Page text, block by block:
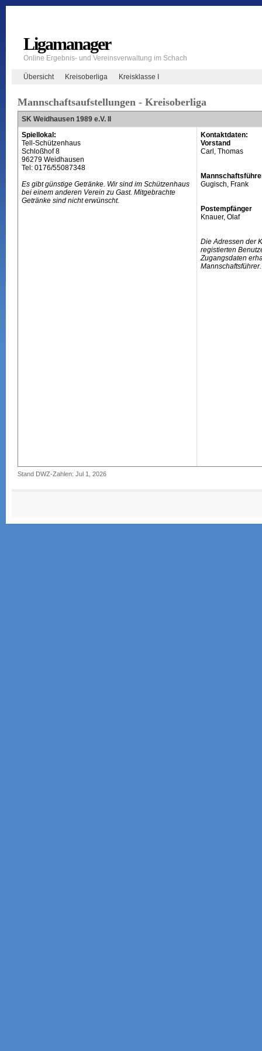
Ligamanager
Online Ergebnis- und Vereinsverwaltung im Schach
Übersicht Kreisoberliga Kreisklasse I
Mannschaftsaufstellungen - Kreisoberliga
SK Weidhausen 1989 e.V. II
Spiellokal:
Tell-Schützenhaus
Schloßhof 8
96279 Weidhausen
Tel: 0176/55087348
Es gibt günstige Getränke. Wir sind im Schützenhaus
bei einem anderen Verein zu Gast. Mitgebrachte
Getränke sind nicht erwünscht.
Kontaktdaten:
Vorstand
Carl, Thomas
Gugisch, Frank
Postempfänger
Knauer, Olaf
Die Adressen der
registierten
Zugangsdaten
Mannschaftsführer.
Stand DWZ-Zahlen: Jul 1, 2026